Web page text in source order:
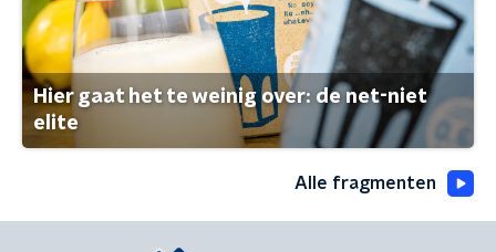
Hier gaat het te weinig over: de net-niet
elite
Alle fragmenten